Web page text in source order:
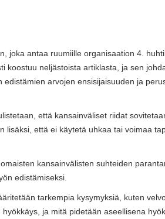
joka antaa ruumiille organisaation 4.
koostuu neljästoista artiklasta, ja sen
arvojen ensisijaisuuden ja
että kansainväliset riidat
lisäksi, että ei käytetä uhkaa tai voimaa
kansainvälisten suhteiden
edistämiseksi.
tarkempia kysymyksiä, kuten
ja mitä pidetään aseellisena